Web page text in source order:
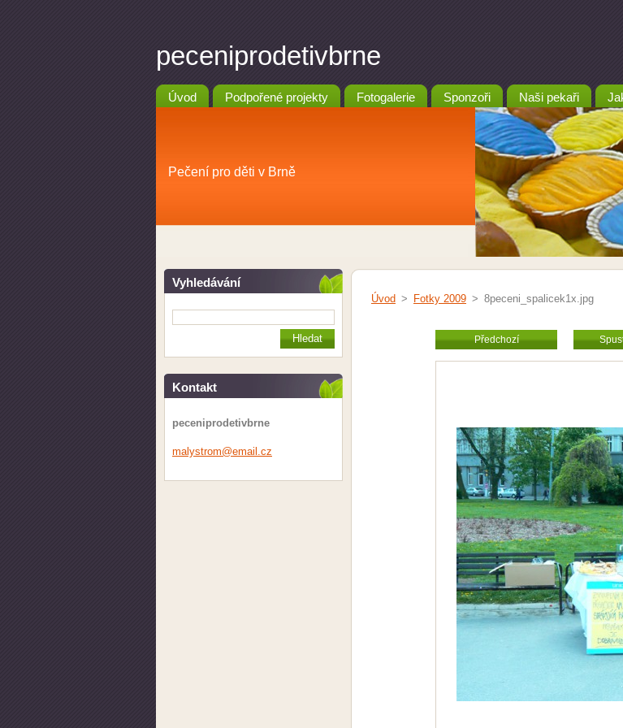
peceniprodetivbrne
Úvod Podpořené projekty Fotogalerie Sponzoři Naši pekaři
Pečení pro děti v Brně
Vyhledávání
Kontakt
peceniprodetivbrne
malystrom@email.cz
Úvod > Fotky 2009 > 8peceni_spalicek1x.jpg
Předchozí